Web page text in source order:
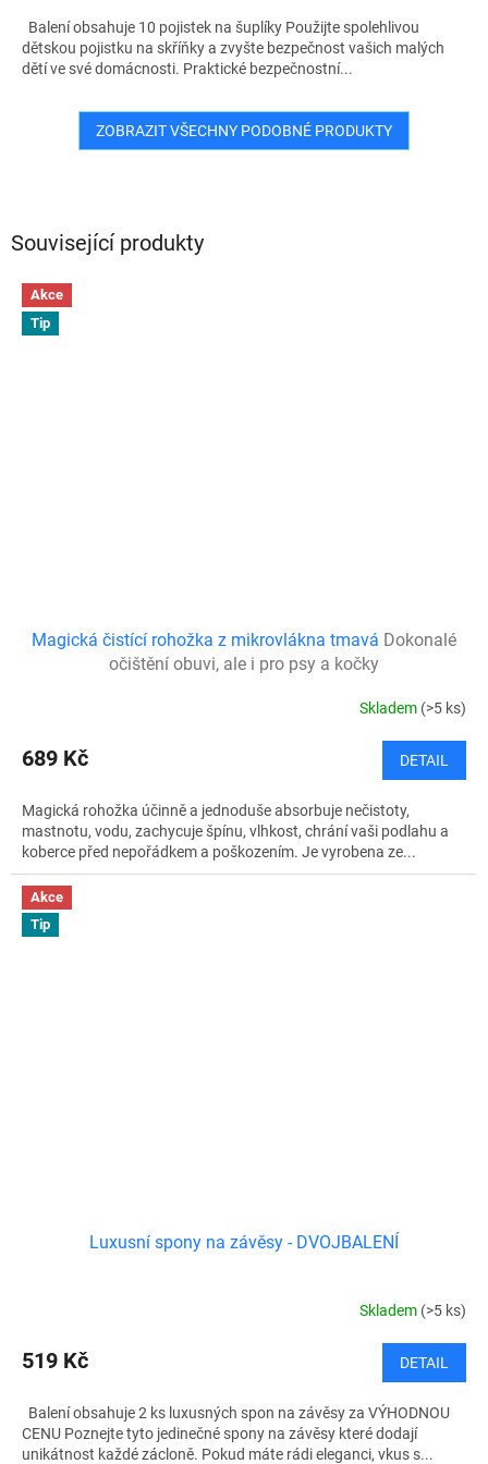
Související produkty
Akce
Tip
Magická čistící rohožka z mikrovlákna tmavá Dokonalé
očištění obuvi, ale i pro psy a kočky
Skladem (>5 ks)
689 Kč DETAIL
Magická rohožka účinně a jednoduše absorbuje nečistoty,
mastnotu, vodu, zachycuje špínu, vlhkost, chrání vaši podlahu a
koberce před nepořádkem a poškozením. Je vyrobena ze...
Akce
Tip
Luxusní spony na závěsy - DVOJBALENÍ
Skladem (>5 ks)
519 Kč DETAIL
Balení obsahuje 2 ks luxusných spon na závěsy za VÝHODNOU
CENU Poznejte tyto jedinečné spony na závěsy které dodají
unikátnost každé zácloně. Pokud máte rádi eleganci, vkus s...
Balení obsahuje 10 pojistek na šuplíky Použijte spolehlivou
dětskou pojistku na skříňky a zvyšte bezpečnost vašich malých
dětí ve své domácnosti. Praktické bezpečnostní...
ZOBRAZIT VŠECHNY PODOBNÉ PRODUKTY